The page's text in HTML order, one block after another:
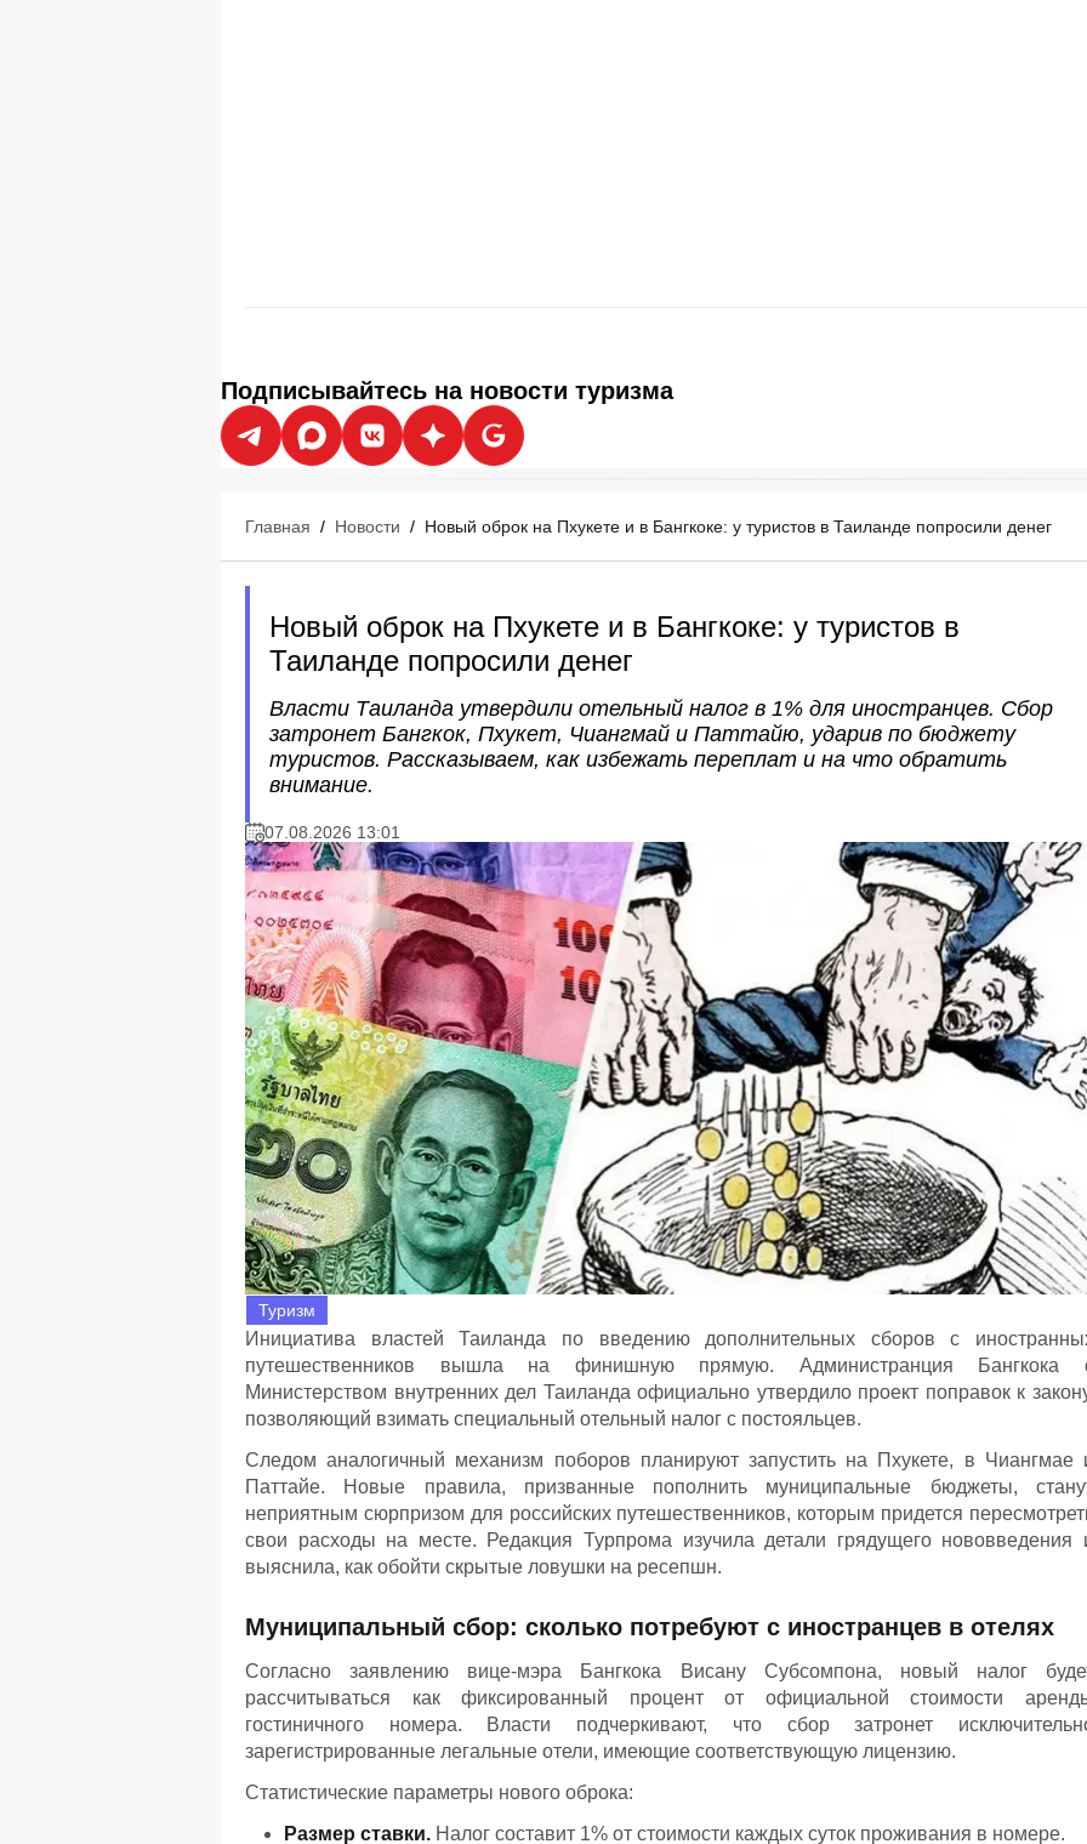
Подписывайтесь на новости туризма
Главная / Новости / Новый оброк на Пхукете и в Бангкоке: у туристов в Таиланде попросили денег
Новый оброк на Пхукете и в Бангкоке: у туристов в
Таиланде попросили денег
Власти Таиланда утвердили отельный налог в 1% для иностранцев. Сбор
затронет Бангкок, Пхукет, Чиангмай и Паттайю, ударив по бюджету
туристов. Рассказываем, как избежать переплат и на что обратить
внимание.
07.08.2026 13:01
Туризм
Инициатива властей Таиланда по введению дополнительных сборов с
путешественников вышла на финишную прямую. Администранция Бангкока
Министерством внутренних дел Таиланда официально утвердило проект поправок к
позволяющий взимать специальный отельный налог с постояльцев.
Следом аналогичный механизм поборов планируют запустить на Пхукете, в Чиангмае
Паттайе. Новые правила, призванные пополнить муниципальные бюджеты,
неприятным сюрпризом для российских путешественников, которым придется
свои расходы на месте. Редакция Турпрома изучила детали грядущего нововведения
выяснила, как обойти скрытые ловушки на ресепшн.
Муниципальный сбор: сколько потребуют с иностранцев в отелях
Согласно заявлению вице-мэра Бангкока Висану Субсомпона, новый налог
рассчитываться как фиксированный процент от официальной стоимости
гостиничного номера. Власти подчеркивают, что сбор затронет
зарегистрированные легальные отели, имеющие соответствующую лицензию.
Статистические параметры нового оброка:
Размер ставки. Налог составит 1% от стоимости каждых суток проживания в номере.